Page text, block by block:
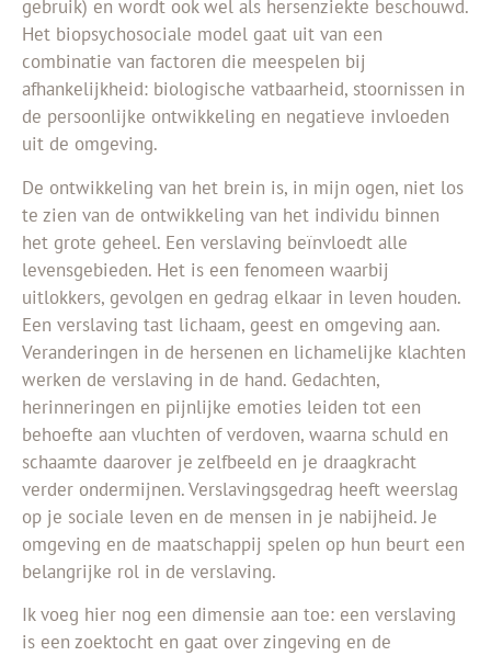
gebruik) en wordt ook wel als hersenziekte beschouwd.
Het biopsychosociale model gaat uit van een
combinatie van factoren die meespelen bij
afhankelijkheid: biologische vatbaarheid, stoornissen in
de persoonlijke ontwikkeling en negatieve invloeden
uit de omgeving.
De ontwikkeling van het brein is, in mijn ogen, niet los
te zien van de ontwikkeling van het individu binnen
het grote geheel. Een verslaving beïnvloedt alle
levensgebieden. Het is een fenomeen waarbij
uitlokkers, gevolgen en gedrag elkaar in leven houden.
Een verslaving tast lichaam, geest en omgeving aan.
Veranderingen in de hersenen en lichamelijke klachten
werken de verslaving in de hand. Gedachten,
herinneringen en pijnlijke emoties leiden tot een
behoefte aan vluchten of verdoven, waarna schuld en
schaamte daarover je zelfbeeld en je draagkracht
verder ondermijnen. Verslavingsgedrag heeft weerslag
op je sociale leven en de mensen in je nabijheid. Je
omgeving en de maatschappij spelen op hun beurt een
belangrijke rol in de verslaving.
Ik voeg hier nog een dimensie aan toe: een verslaving
is een zoektocht en gaat over zingeving en de